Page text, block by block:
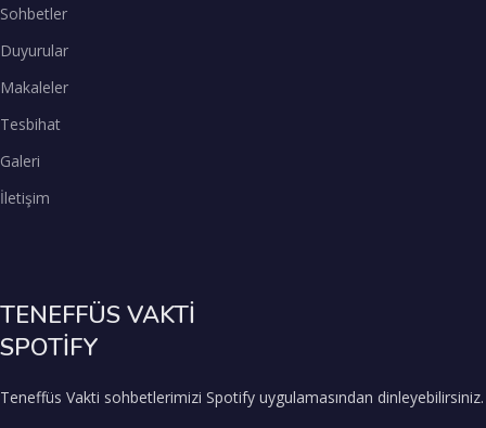
Sohbetler
Duyurular
Makaleler
Tesbihat
Galeri
İletişim
TENEFFÜS VAKTİ
SPOTİFY
Teneffüs Vakti sohbetlerimizi Spotify uygulamasından dinleyebilirsiniz.